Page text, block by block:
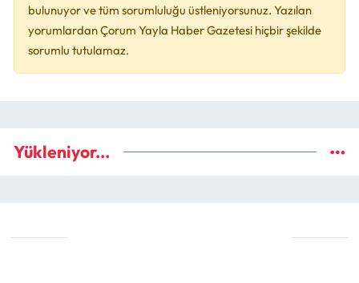
bulunuyor ve tüm sorumluluğu üstleniyorsunuz. Yazılan
yorumlardan Çorum Yayla Haber Gazetesi hiçbir şekilde
sorumlu tutulamaz.
Yükleniyor...